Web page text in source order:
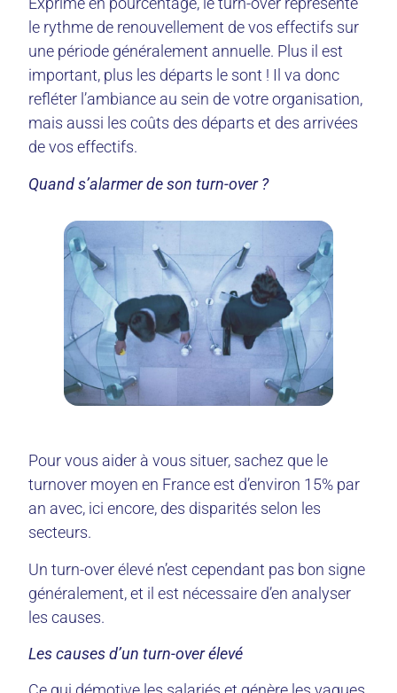
le rythme de renouvellement de vos effectifs sur
une période généralement annuelle. Plus il est
important, plus les départs le sont ! Il va donc
refléter l’ambiance au sein de votre organisation,
mais aussi les coûts des départs et des arrivées
de vos effectifs.
Quand s’alarmer de son turn-over ?
Pour vous aider à vous situer, sachez que le
turnover moyen en France est d’environ 15% par
an avec, ici encore, des disparités selon les
secteurs.
Un turn-over élevé n’est cependant pas bon signe
généralement, et il est nécessaire d’en analyser
les causes.
Les causes d’un turn-over élevé